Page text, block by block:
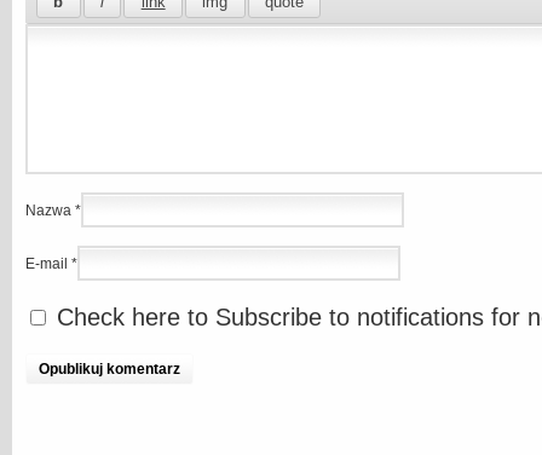
Nazwa *
E-mail *
Check here to Subscribe to notifications for